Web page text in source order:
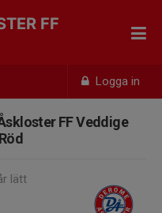
Logga in
FF
FF Veddige
lätt